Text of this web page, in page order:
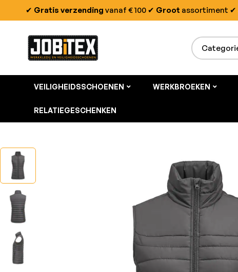
✔ Gratis verzending vanaf € 100 ✔ Groot assortiment ✔
VEILIGHEIDSSCHOENEN WERKBROEKEN
RELATIEGESCHENKEN